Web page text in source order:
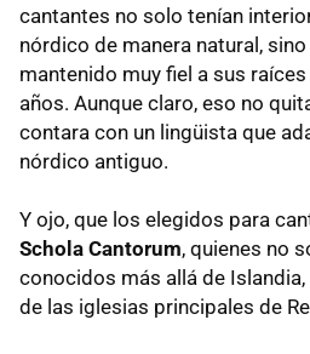
cantantes no solo tenían
nórdico de manera natural,
mantenido muy fiel a sus
años. Aunque claro, eso no
contara con un lingüista que
nórdico antiguo.
Y ojo, que los elegidos para
Schola Cantorum, quienes no
conocidos más allá de Islandia,
de las iglesias principales de